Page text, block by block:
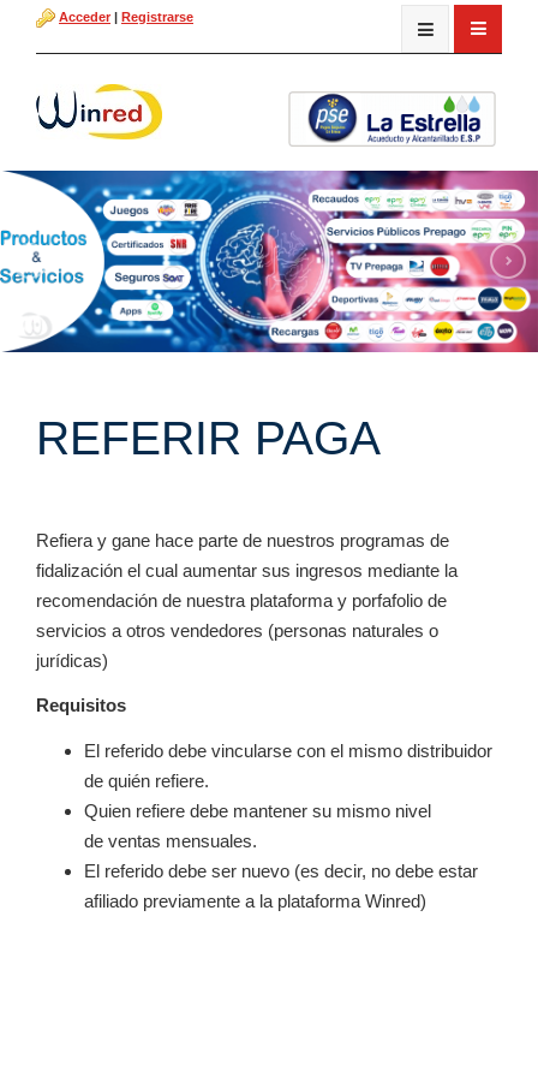
Acceder | Registrarse
REFERIR PAGA
Refiera y gane hace parte de nuestros programas de
fidalización el cual aumentar sus ingresos mediante la
recomendación de nuestra plataforma y porfafolio de
servicios a otros vendedores (personas naturales o
jurídicas)
Requisitos
El referido debe vincularse con el mismo distribuidor
de quién refiere.
Quien refiere debe mantener su mismo nivel
de ventas mensuales.
El referido debe ser nuevo (es decir, no debe estar
afiliado previamente a la plataforma Winred)